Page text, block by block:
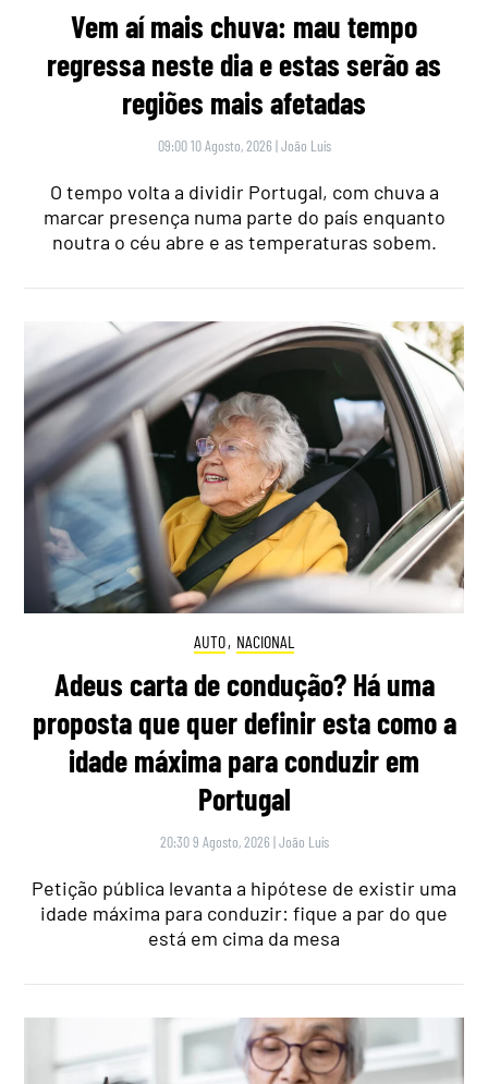
Vem aí mais chuva: mau tempo
regressa neste dia e estas serão as
regiões mais afetadas
09:00 10 Agosto, 2026 |João Luís
O tempo volta a dividir Portugal, com chuva a
marcar presença numa parte do país enquanto
noutra o céu abre e as temperaturas sobem.
AUTO, NACIONAL
Adeus carta de condução? Há uma
proposta que quer definir esta como a
idade máxima para conduzir em
Portugal
20:30 9 Agosto, 2026 |João Luís
Petição pública levanta a hipótese de existir uma
idade máxima para conduzir: fique a par do que
está em cima da mesa